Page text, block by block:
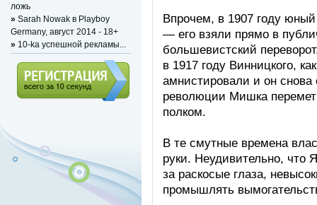
Впрочем, в 1907 году
— его взяли прямо в
большевистский
в 1917 году Винницкого,
амнистировали и он снова
революции Мишка
полком.
В те смутные времена
руки. Неудивительно, что
за раскосые глаза,
промышлять
ложь
» Sarah Nowak в Playboy
Germany, август 2014 - 18+
» 10-ka успешной рекламы...